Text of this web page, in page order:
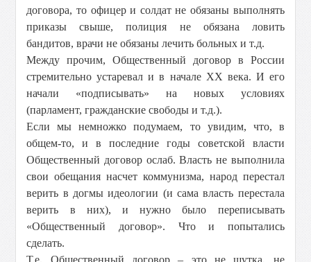
договора, то офицер и солдат не обязаны выполнять
приказы свыше, полиция не обязана ловить
бандитов, врачи не обязаны лечить больных и т.д.
Между прочим, Общественный договор в России
стремительно устаревал и в начале ХХ века. И его
начали «подписывать» на новых условиях
(парламент, гражданские свободы и т.д.).
Если мы немножко подумаем, то увидим, что, в
общем-то, и в последние годы советской власти
Общественный договор ослаб. Власть не выполнила
свои обещания насчет коммунизма, народ перестал
верить в догмы идеологии (и сама власть перестала
верить в них), и нужно было переписывать
«Общественный договор». Что и попытались
сделать.
Т.е. Общественный договор – это не шутка, не